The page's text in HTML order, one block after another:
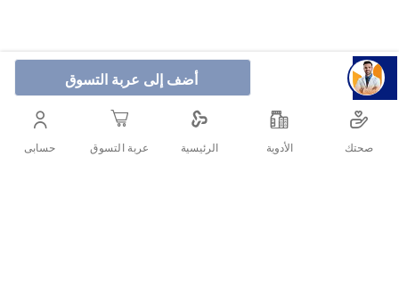
أضف إلى عربة التسوق
صحتك الأدوية الرئيسية عربة التسوق حسابى